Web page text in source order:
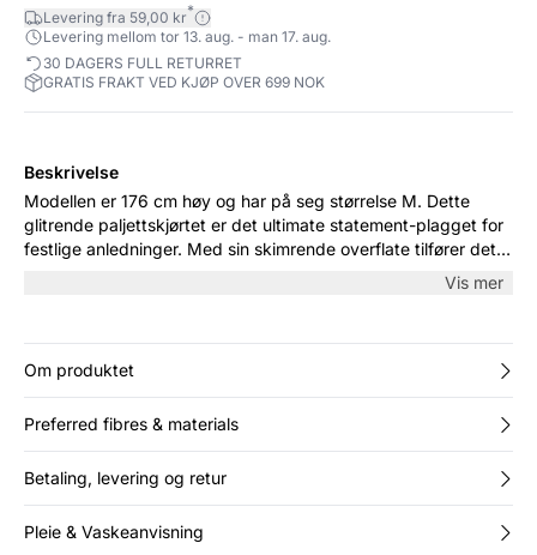
Levering fra 59,00 kr*
Levering mellom tor 13. aug. - man 17. aug.
30 DAGERS FULL RETURRET
GRATIS FRAKT VED KJØP OVER 699 NOK
Beskrivelse
Modellen er 176 cm høy og har på seg størrelse M. Dette
glitrende paljettskjørtet er det ultimate statement-plagget for
festlige anledninger. Med sin skimrende overflate tilfører det
glamour til ethvert antrekk. Den korte lengden gjør det ideelt
Vis mer
Om produktet
Preferred fibres & materials
Betaling, levering og retur
Pleie & Vaskeanvisning